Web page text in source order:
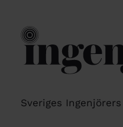
Sveriges